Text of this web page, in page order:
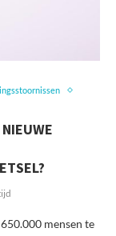
mensen te